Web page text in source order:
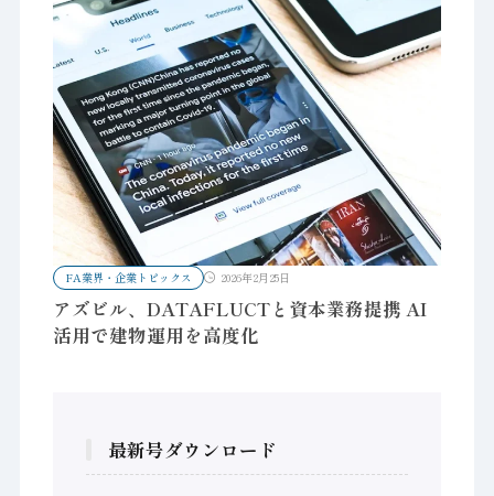
FA業界・企業トピックス 2026年2月25日
アズビル、DATAFLUCTと資本業務提携 AI
活用で建物運用を高度化
最新号ダウンロード